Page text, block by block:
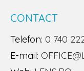
CONTACT
Telefon: 0 740
E-mail: